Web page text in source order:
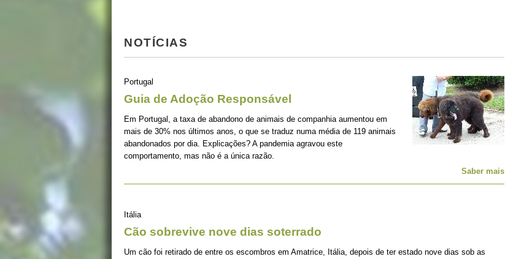
NOTÍCIAS
Portugal
Guia de Adoção Responsável
Em Portugal, a taxa de abandono de animais de companhia aumentou em
mais de 30% nos últimos anos, o que se traduz numa média de 119 animais
abandonados por dia. Explicações? A pandemia agravou este
comportamento, mas não é a única razão.
Saber mais
Itália
Cão sobrevive nove dias soterrado
Um cão foi retirado de entre os escombros em Amatrice, Itália, depois de ter estado nove dias sob as